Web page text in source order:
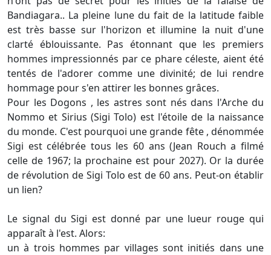
Bandiagara.. La pleine lune du fait de la latitude faible
est très basse sur l'horizon et illumine la nuit d'une
clarté éblouissante. Pas étonnant que les premiers
hommes impressionnés par ce phare céleste, aient été
tentés de l'adorer comme une divinité; de lui rendre
hommage pour s'en attirer les bonnes grâces.
Pour les Dogons , les astres sont nés dans l'Arche du
Nommo et Sirius (Sigi Tolo) est l'étoile de la naissance
du monde. C'est pourquoi une grande fête , dénommée
Sigi est célébrée tous les 60 ans (Jean Rouch a filmé
celle de 1967; la prochaine est pour 2027). Or la durée
de révolution de Sigi Tolo est de 60 ans. Peut-on établir
un lien?
Le signal du Sigi est donné par une lueur rouge qui
apparaît à l'est. Alors:
un à trois hommes par villages sont initiés dans une